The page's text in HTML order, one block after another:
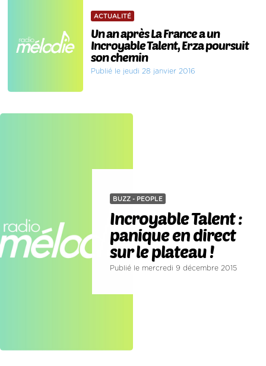
ACTUALITÉ
Un an après La France a un
Incroyable Talent, Erza poursuit
son chemin
Publié le jeudi 28 janvier 2016
BUZZ - PEOPLE
Incroyable Talent :
panique en direct
sur le plateau !
Publié le mercredi 9 décembre 2015